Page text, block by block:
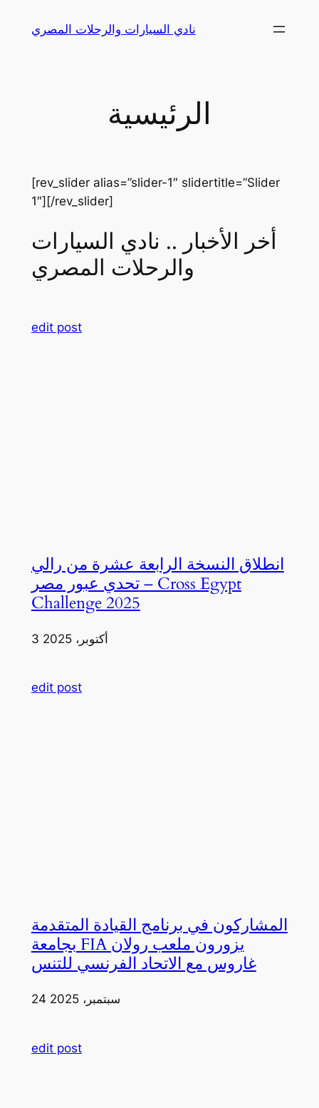
نادي السيارات والرحلات المصري
الرئيسية
[rev_slider alias=”slider-1″ slidertitle=”Slider
1″][/rev_slider]
أخر الأخبار .. نادي السيارات
والرحلات المصري
edit post
انطلاق النسخة الرابعة عشرة من رالي
تحدي عبور مصر – Cross Egypt
Challenge 2025
3 أكتوبر، 2025
edit post
المشاركون في برنامج القيادة المتقدمة
بجامعة FIA يزورون ملعب رولان
غاروس مع الاتحاد الفرنسي للتنس
24 سبتمبر، 2025
edit post